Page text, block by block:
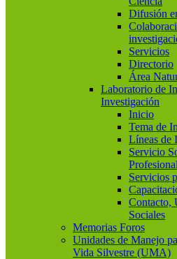
Difusión
Servicios
Directorio
Área
Laboratorio de
Investigación
Inicio
Tema de
Líneas de
Servicio
Servicios
Contacto,
Sociales
Memorias Foros
Unidades de Manejo
Vida Silvestre (UMA)